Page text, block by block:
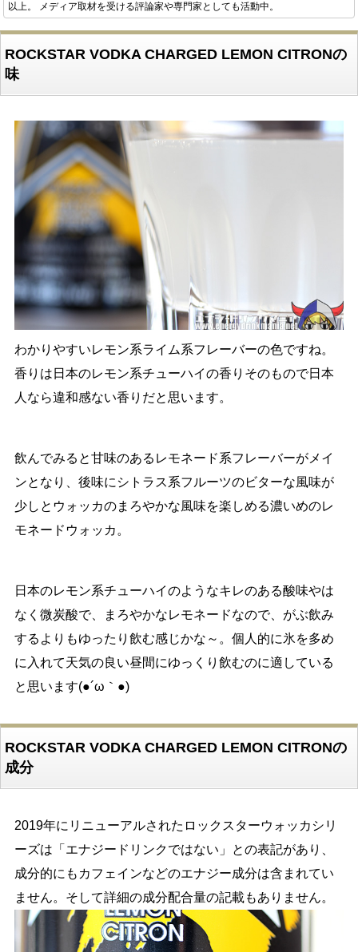
以上。 メディア取材を受ける評論家や専門家としても活動中。
ROCKSTAR VODKA CHARGED LEMON CITRONの
味
わかりやすいレモン系ライム系フレーバーの色ですね。
香りは日本のレモン系チューハイの香りそのもので日本
人なら違和感ない香りだと思います。
飲んでみると甘味のあるレモネード系フレーバーがメイ
ンとなり、後味にシトラス系フルーツのビターな風味が
少しとウォッカのまろやかな風味を楽しめる濃いめのレ
モネードウォッカ。
日本のレモン系チューハイのようなキレのある酸味やは
なく微炭酸で、まろやかなレモネードなので、がぶ飲み
するよりもゆったり飲む感じかな～。個人的に氷を多め
に入れて天気の良い昼間にゆっくり飲むのに適している
と思います(●´ω｀●)
ROCKSTAR VODKA CHARGED LEMON CITRONの
成分
2019年にリニューアルされたロックスターウォッカシリ
ーズは「エナジードリンクではない」との表記があり、
成分的にもカフェインなどのエナジー成分は含まれてい
ません。そして詳細の成分配合量の記載もありません。